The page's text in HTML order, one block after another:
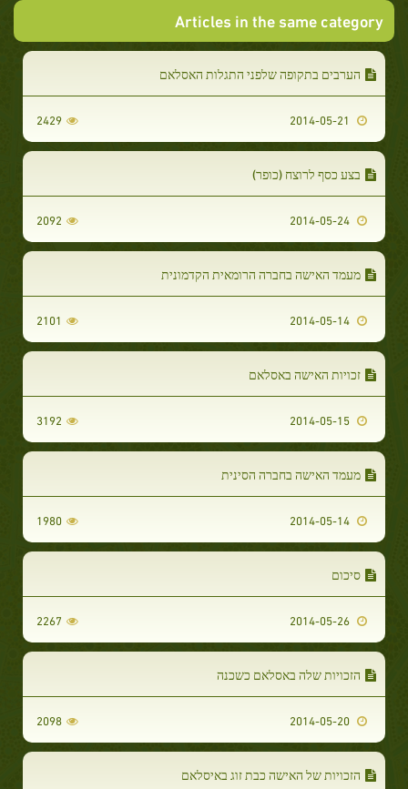
Articles in the same category
הערבים בתקופה שלפני התגלות האסלאם
2429
בצע כסף לרוצח (כופר)
2092
מעמד האישה בחברה הרומאית הקדמונית
2101
זכויות האישה באסלאם
3192
מעמד האישה בחברה הסינית
1980
סיכום
2267
הזכויות שלה באסלאם כשכנה
2098
הזכויות של האישה כבת זוג באיסלאם